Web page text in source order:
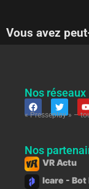
Vous avez
Nos réseaux
« Presseplay » –
Nos
VR Actu
Icare - Bot